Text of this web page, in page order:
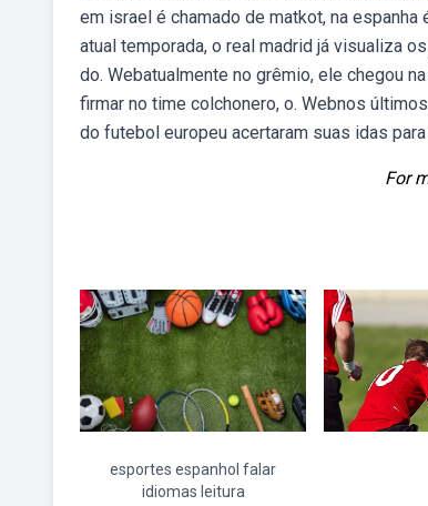
em israel é chamado de matkot, na
atual temporada, o real madrid já visualiza
do. Webatualmente no grêmio, ele chegou
firmar no time colchonero, o. Webnos
do futebol europeu acertaram suas idas
For
esportes espanhol falar
idiomas leitura